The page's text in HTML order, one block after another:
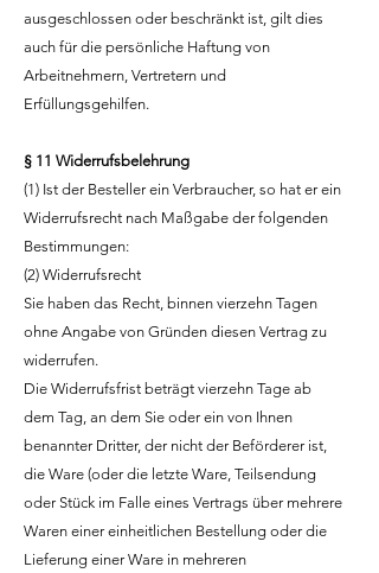
ausgeschlossen oder beschränkt ist, gilt dies
auch für die persönliche Haftung von
Arbeitnehmern, Vertretern und
Erfüllungsgehilfen.
§ 11 Widerrufsbelehrung
(1) Ist der Besteller ein Verbraucher, so hat er ein
Widerrufsrecht nach Maßgabe der folgenden
Bestimmungen:
(2) Widerrufsrecht
Sie haben das Recht, binnen vierzehn Tagen
ohne Angabe von Gründen diesen Vertrag zu
widerrufen.
Die Widerrufsfrist beträgt vierzehn Tage ab
dem Tag, an dem Sie oder ein von Ihnen
benannter Dritter, der nicht der Beförderer ist,
die Ware (oder die letzte Ware, Teilsendung
oder Stück im Falle eines Vertrags über mehrere
Waren einer einheitlichen Bestellung oder die
Lieferung einer Ware in mehreren